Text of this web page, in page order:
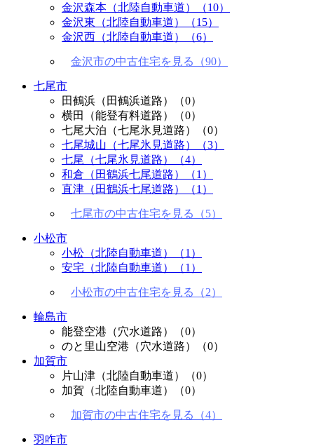
金沢森本（北陸自動車道）
（10）
金沢東（北陸自動車道）
（15）
金沢西（北陸自動車道）
（6）
金沢市の中古住宅を見る（90）
七尾市
田鶴浜（田鶴浜道路）
（0）
横田（能登有料道路）
（0）
七尾大泊（七尾氷見道路）
（0）
七尾城山（七尾氷見道路）
（3）
七尾（七尾氷見道路）
（4）
和倉（田鶴浜七尾道路）
（1）
直津（田鶴浜七尾道路）
（1）
七尾市の中古住宅を見る（5）
小松市
小松（北陸自動車道）
（1）
安宅（北陸自動車道）
（1）
小松市の中古住宅を見る（2）
輪島市
能登空港（穴水道路）
（0）
のと里山空港（穴水道路）
（0）
加賀市
片山津（北陸自動車道）
（0）
加賀（北陸自動車道）
（0）
加賀市の中古住宅を見る（4）
羽咋市